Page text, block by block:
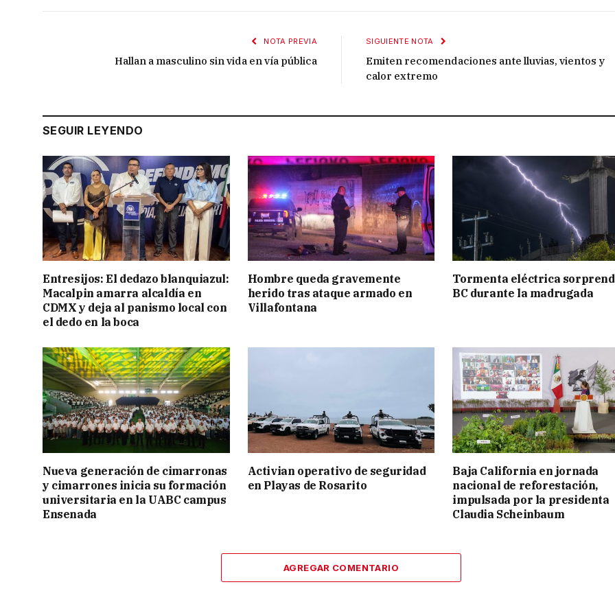
NOTA PREVIA
Hallan a masculino sin vida en vía pública
SIGUIENTE NOTA
Emiten recomendaciones ante lluvias, vientos y
calor extremo
SEGUIR LEYENDO
Entresijos: El dedazo blanquiazul:
Macalpin amarra alcaldía en
CDMX y deja al panismo local con
el dedo en la boca
Hombre queda gravemente
herido tras ataque armado en
Villafontana
Tormenta eléctrica
BC durante la madrugada
Nueva generación de cimarronas
y cimarrones inicia su formación
universitaria en la UABC campus
Ensenada
Activian operativo de seguridad
en Playas de Rosarito
Baja California en jornada
nacional de reforestación,
impulsada por la presidenta
Claudia Scheinbaum
AGREGAR COMENTARIO